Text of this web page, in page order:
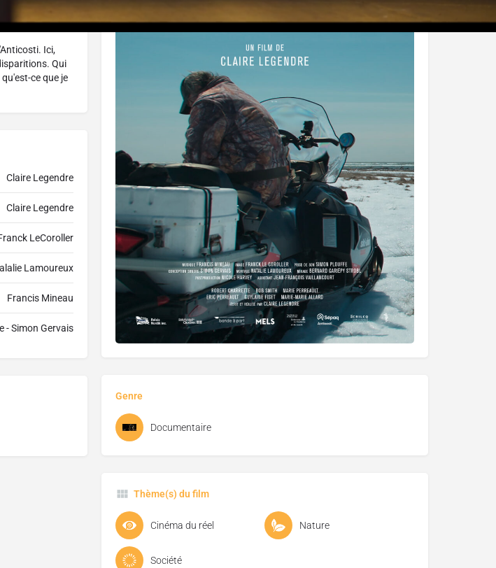
Ici,
Qui
ce que je
Claire Legendre
Claire Legendre
LeCoroller
Lamoureux
Francis Mineau
- Simon Gervais
Genre
Documentaire
Thème(s) du film
Cinéma du réel Nature
Société